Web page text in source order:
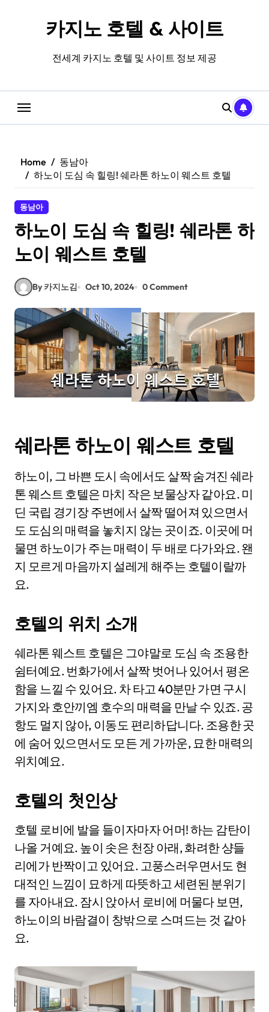
카지노 호텔 & 사이트
전세계 카지노 호텔 및 사이트 정보 제공
Home
동남아
하노이 도심 속 힐링! 쉐라톤 하노이 웨스트 호텔
동남아
하노이 도심 속 힐링! 쉐라톤 하
노이 웨스트 호텔
By 카지노김 Oct 10, 2024 0 Comment
쉐라톤 하노이 웨스트 호텔
하노이, 그 바쁜 도시 속에서도 살짝 숨겨진 쉐라
톤 웨스트 호텔은 마치 작은 보물상자 같아요. 미
딘 국립 경기장 주변에서 살짝 떨어져 있으면서
도 도심의 매력을 놓치지 않는 곳이죠. 이곳에 머
물면 하노이가 주는 매력이 두 배로 다가와요. 왠
지 모르게 마음까지 설레게 해주는 호텔이랄까
요.
호텔의 위치 소개
쉐라톤 웨스트 호텔은 그야말로 도심 속 조용한
쉼터예요. 번화가에서 살짝 벗어나 있어서 평온
함을 느낄 수 있어요. 차 타고 40분만 가면 구시
가지와 호안끼엠 호수의 매력을 만날 수 있죠. 공
항도 멀지 않아, 이동도 편리하답니다. 조용한 곳
에 숨어 있으면서도 모든 게 가까운, 묘한 매력의
위치예요.
호텔의 첫인상
호텔 로비에 발을 들이자마자 어머! 하는 감탄이
나올 거예요. 높이 솟은 천장 아래, 화려한 샹들
리에가 반짝이고 있어요. 고풍스러우면서도 현
대적인 느낌이 묘하게 따뜻하고 세련된 분위기
를 자아내요. 잠시 앉아서 로비에 머물다 보면,
하노이의 바람결이 창밖으로 스며드는 것 같아
요.